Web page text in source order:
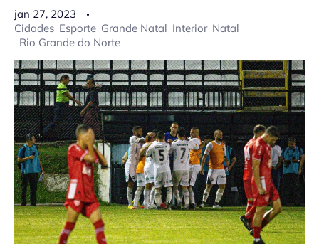
jan 27, 2023
Cidades Esporte Grande Natal Interior Natal
Rio Grande do Norte